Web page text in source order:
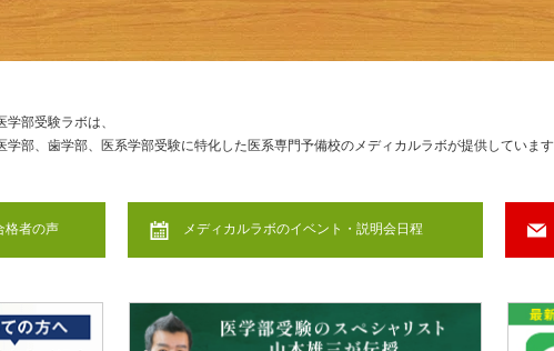
学部受験ラボは、
学部、歯学部、医系学部受験に特化した医系専門予備校のメディカルラボが提供していま
格者の声 メディカルラボのイベント・説明会日程